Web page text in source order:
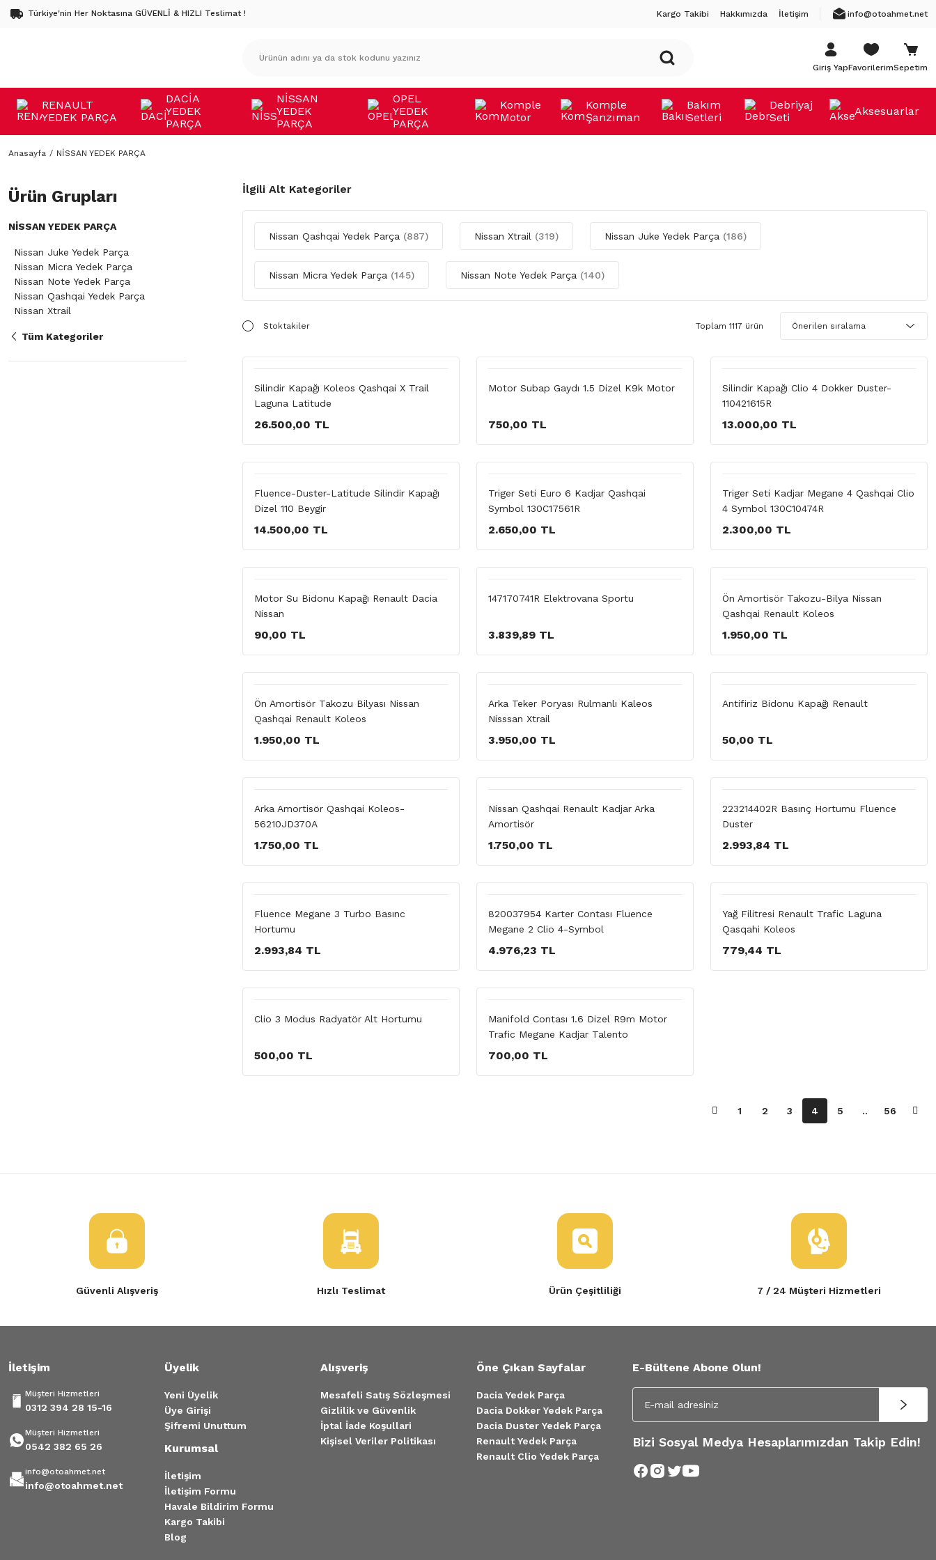
Türkiye'nin Her Noktasına GÜVENLİ & HIZLI Teslimat ! Kargo Takibi Hakkımızda İletişim info@otoahmet.net
Giriş YapFavorilerimSepetim
RENAULT
YEDEK PARÇA
DACİA
YEDEK
PARÇA
NİSSAN
YEDEK
PARÇA
OPEL
YEDEK
PARÇA
Komple
Motor
Komple
Şanzıman
Bakım
Setleri
Debriyaj
Seti
Aksesuarlar
Anasayfa NİSSAN YEDEK PARÇA
Ürün Grupları
NİSSAN YEDEK PARÇA
Nissan Juke Yedek Parça
Nissan Micra Yedek Parça
Nissan Note Yedek Parça
Nissan Qashqai Yedek Parça
Nissan Xtrail
Tüm Kategoriler
İlgili Alt Kategoriler
Nissan Qashqai Yedek Parça (887) Nissan Xtrail (319) Nissan Juke Yedek Parça (186)
Nissan Micra Yedek Parça (145) Nissan Note Yedek Parça (140)
Stoktakiler Toplam 1117 ürün
Silindir Kapağı Koleos Qashqai X Trail
Laguna Latitude
26.500,00 TL
Motor Subap Gaydı 1.5 Dizel K9k Motor
750,00 TL
Silindir Kapağı Clio 4 Dokker Duster-
110421615R
13.000,00 TL
Fluence-Duster-Latitude Silindir Kapağı
Dizel 110 Beygir
14.500,00 TL
Triger Seti Euro 6 Kadjar Qashqai
Symbol 130C17561R
2.650,00 TL
Triger Seti Kadjar Megane 4 Qashqai Clio
4 Symbol 130C10474R
2.300,00 TL
Motor Su Bidonu Kapağı Renault Dacia
Nissan
90,00 TL
147170741R Elektrovana Sportu
3.839,89 TL
Ön Amortisör Takozu-Bilya Nissan
Qashqai Renault Koleos
1.950,00 TL
Ön Amortisör Takozu Bilyası Nissan
Qashqai Renault Koleos
1.950,00 TL
Arka Teker Poryası Rulmanlı Kaleos
Nisssan Xtrail
3.950,00 TL
Antifiriz Bidonu Kapağı Renault
50,00 TL
Arka Amortisör Qashqai Koleos-
56210JD370A
1.750,00 TL
Nissan Qashqai Renault Kadjar Arka
Amortisör
1.750,00 TL
223214402R Basınç Hortumu Fluence
Duster
2.993,84 TL
Fluence Megane 3 Turbo Basınc
Hortumu
2.993,84 TL
820037954 Karter Contası Fluence
Megane 2 Clio 4-Symbol
4.976,23 TL
Yağ Filitresi Renault Trafic Laguna
Qasqahi Koleos
779,44 TL
Clio 3 Modus Radyatör Alt Hortumu
500,00 TL
Manifold Contası 1.6 Dizel R9m Motor
Trafic Megane Kadjar Talento
700,00 TL
1 2 3 4 5 .. 56
Güvenli Alışveriş Hızlı Teslimat Ürün Çeşitliliği 7 / 24 Müşteri Hizmetleri
İletişim
Müşteri Hizmetleri
0312 394 28 15-16
Müşteri Hizmetleri
0542 382 65 26
info@otoahmet.net
info@otoahmet.net
Üyelik
Yeni Üyelik
Üye Girişi
Şifremi Unuttum
Kurumsal
İletişim
İletişim Formu
Havale Bildirim Formu
Kargo Takibi
Blog
Alışveriş
Mesafeli Satış Sözleşmesi
Gizlilik ve Güvenlik
İptal İade Koşullari
Kişisel Veriler Politikası
Öne Çıkan Sayfalar
Dacia Yedek Parça
Dacia Dokker Yedek Parça
Dacia Duster Yedek Parça
Renault Yedek Parça
Renault Clio Yedek Parça
E-Bültene Abone Olun!
Bizi Sosyal Medya Hesaplarımızdan Takip Edin!